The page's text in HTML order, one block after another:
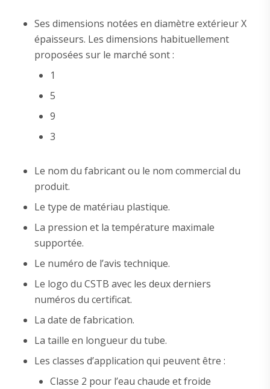
Ses dimensions notées en diamètre extérieur X
épaisseurs. Les dimensions habituellement
proposées sur le marché sont :
1
5
9
3
Le nom du fabricant ou le nom commercial du
produit.
Le type de matériau plastique.
La pression et la température maximale
supportée.
Le numéro de l’avis technique.
Le logo du CSTB avec les deux derniers
numéros du certificat.
La date de fabrication.
La taille en longueur du tube.
Les classes d’application qui peuvent être :
Classe 2 pour l’eau chaude et froide